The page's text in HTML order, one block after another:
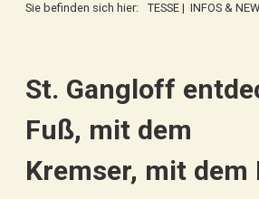
Sie befinden sich hier: TESSE | INFOS &
St. Gangloff
Fuß, mit dem
Kremser, mit dem